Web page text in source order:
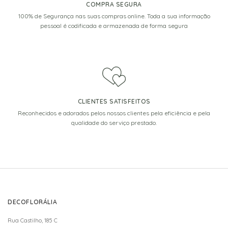
COMPRA SEGURA
100% de Segurança nas suas compras online. Toda a sua informação
pessoal é codificada e armazenada de forma segura
CLIENTES SATISFEITOS
Reconhecidos e adorados pelos nossos clientes pela eficiência e pela
qualidade do serviço prestado.
DECOFLORÁLIA
Rua Castilho, 185 C